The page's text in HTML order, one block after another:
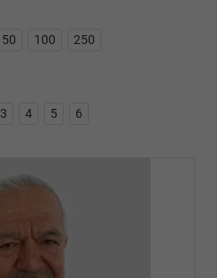
50 100 250
3 4 5 6